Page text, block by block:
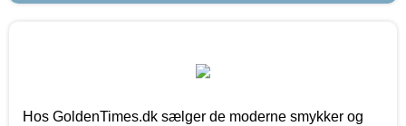
Hos GoldenTimes.dk sælger de moderne smykker og